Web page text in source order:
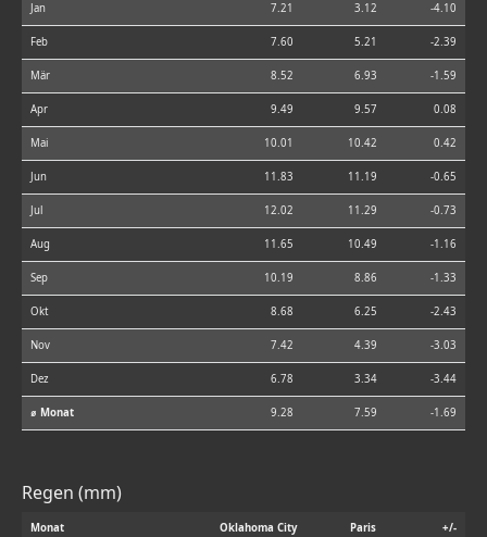
Jan 7.21 3.12 -4.10
Feb 7.60 5.21 -2.39
Mär 8.52 6.93 -1.59
Apr 9.49 9.57 0.08
Mai 10.01 10.42 0.42
Jun 11.83 11.19 -0.65
Jul 12.02 11.29 -0.73
Aug 11.65 10.49 -1.16
Sep 10.19 8.86 -1.33
Okt 8.68 6.25 -2.43
Nov 7.42 4.39 -3.03
Dez 6.78 3.34 -3.44
⌀ Monat 9.28 7.59 -1.69
Regen (mm)
Monat Oklahoma City Paris +/-